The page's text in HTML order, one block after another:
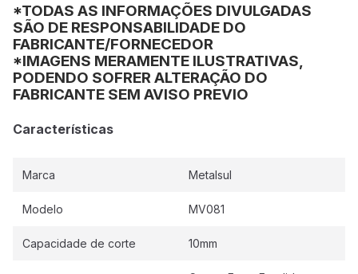
*TODAS AS INFORMAÇÕES DIVULGADAS
SÃO DE RESPONSABILIDADE DO
FABRICANTE/FORNECEDOR
*IMAGENS MERAMENTE ILUSTRATIVAS,
PODENDO SOFRER ALTERAÇÃO DO
FABRICANTE SEM AVISO PREVIO
Características
Marca Metalsul
Modelo MV081
Capacidade de corte 10mm